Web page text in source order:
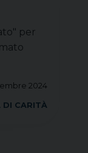
per
2024
DI CARITÀ